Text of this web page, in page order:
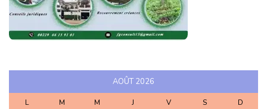
AOÛT 2026
L M M J V S D